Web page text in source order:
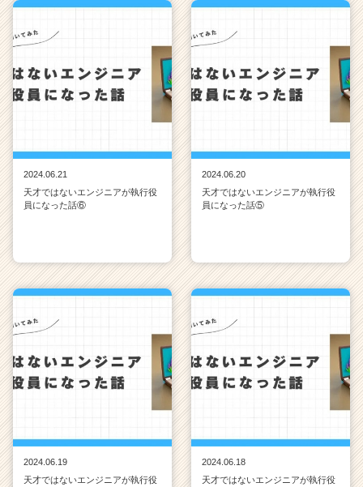
2024.06.21
天才ではないエンジニアが執行役
員になった話⑥
2024.06.20
天才ではないエンジニアが執行役
員になった話⑤
2024.06.19
天才ではないエンジニアが執行役
2024.06.18
天才ではないエンジニアが執行役